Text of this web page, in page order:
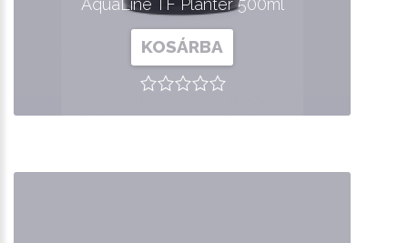
AquaLine TF Planter 500ml
KOSÁRBA